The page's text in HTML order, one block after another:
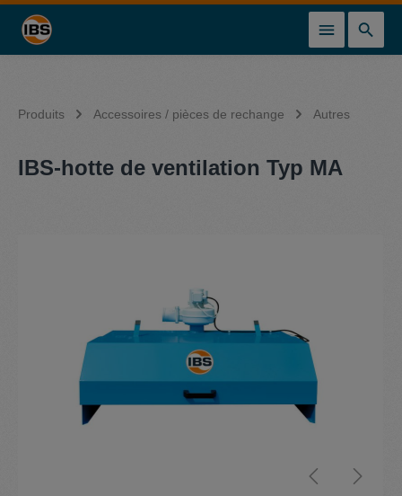
principal
Produits Accessoires / pièces de rechange Autres
IBS-hotte de ventilation Typ MA